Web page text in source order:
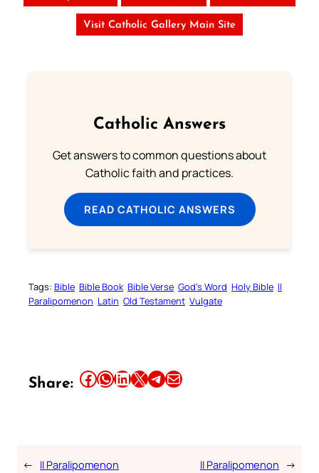
Visit Catholic Gallery Main Site
Catholic Answers
Get answers to common questions about
Catholic faith and practices.
READ CATHOLIC ANSWERS
Tags: Bible Bible Book Bible Verse God’s Word Holy Bible II
Paralipomenon Latin Old Testament Vulgate
Share: Share this article on Facebook Share this article on WhatsApp Share this article on LinkedIn Share this article on X Share this article on TelegramEmail this Article
← II Paralipomenon
II Paralipomenon →